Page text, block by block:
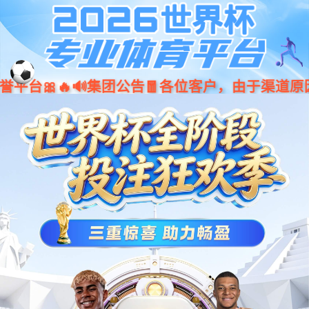
EN
企业愿景——成为全球领先的激光焊接设备与
智能制造解决方案主流供应